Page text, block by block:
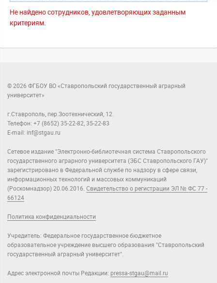
Не найдено сотрудников, удовлетворяющих заданным
критериям.
© 2026 ФГБОУ ВО «Ставропольский государственный аграрный
университет»
г.Ставрополь, пер.Зоотехнический, 12.
Телефон: +7 (8652) 35-22-82, 35-22-83
E-mail: inf@stgau.ru
Сетевое издание "Электронно-библиотечная система Ставропольского
государственного аграрного университета (ЭБС Ставропольского ГАУ)"
зарегистрировано в Федеральной службе по надзору в сфере связи,
информационных технологий и массовых коммуникаций
(Роскомнадзор) 20.06.2016. Свидетельство о регистрации ЭЛ № ФС 77 -
66124
Политика конфиденциальности
Учредитель: Федеральное государственное бюджетное
образовательное учреждение высшего образования "Ставропольский
государственный аграрный университет".
Адрес электронной почты Редакции: pressa-stgau@mail.ru